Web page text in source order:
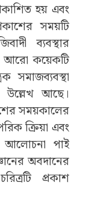
হয় এবং
সময়টি
ব্যবস্থার
আরো কয়েকটি
সমাজব্যবস্থা
উল্লেখ আছে।
সময়কালের
ক্রিয়া এবং
আলোচনা পাই
অবদানের
প্রকাশ